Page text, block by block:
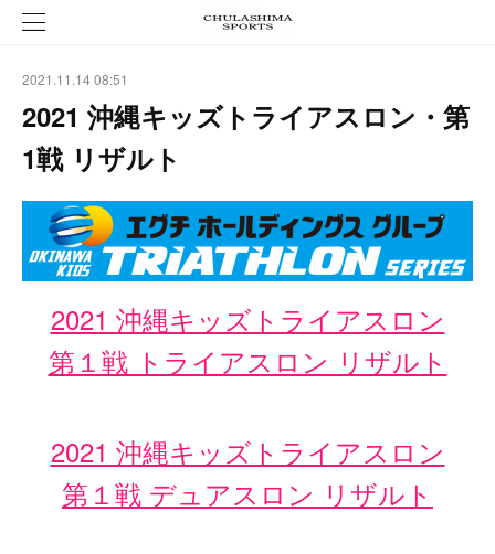
2021.11.14 08:51
2021 沖縄キッズトライアスロン・第
1戦 リザルト
2021 沖縄キッズトライアスロン
第１戦 トライアスロン リザルト
2021 沖縄キッズトライアスロン
第１戦 デュアスロン リザルト